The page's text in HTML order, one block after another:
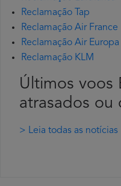
Reclamação Tap
Reclamação Air France
Reclamação Air Europa
Reclamação KLM
Últimos voos
atrasados ou
> Leia todas as notícias